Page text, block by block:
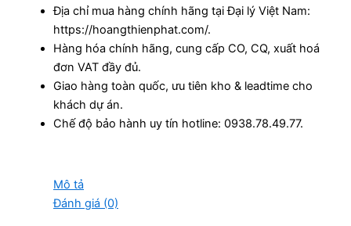
Địa chỉ mua hàng chính hãng tại Đại lý Việt Nam:
https://hoangthienphat.com/.
Hàng hóa chính hãng, cung cấp CO, CQ, xuất hoá
đơn VAT đầy đủ.
Giao hàng toàn quốc, ưu tiên kho & leadtime cho
khách dự án.
Chế độ bảo hành uy tín hotline: 0938.78.49.77.
Mô tả
Đánh giá (0)